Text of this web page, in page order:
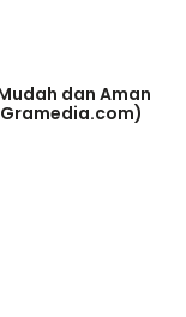
dan Aman